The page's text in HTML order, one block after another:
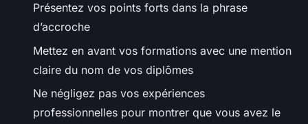
Présentez vos points forts dans la phrase
d’accroche
Mettez en avant vos formations avec une mention
claire du nom de vos diplômes
Ne négligez pas vos expériences
professionnelles pour montrer que vous avez le